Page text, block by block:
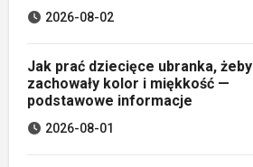
2026-08-02
Jak prać dziecięce ubranka, żeby
zachowały kolor i miękkość —
podstawowe informacje
2026-08-01